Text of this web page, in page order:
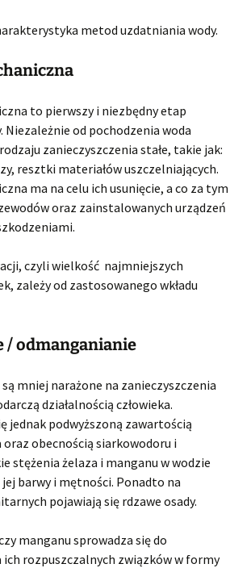
metod uzdatniania wody.
to pierwszy i niezbędny etap
Niezależnie od pochodzenia woda
zanieczyszczenia stałe, takie jak:
resztki materiałów uszczelniających.
ma na celu ich usunięcie, a co za tym
oraz zainstalowanych urządzeń
czyli wielkość najmniejszych
zależy od zastosowanego wkładu
/ odmanganianie
mniej narażone na zanieczyszczenia
działalnością człowieka.
jednak podwyższoną zawartością
oraz obecnością siarkowodoru i
stężenia żelaza i manganu w wodzie
barwy i mętności. Ponadto na
pojawiają się rdzawe osady.
manganu sprowadza się do
rozpuszczalnych związków w formy